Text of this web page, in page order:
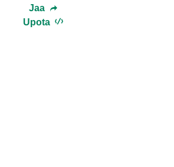
Jaa
Upota